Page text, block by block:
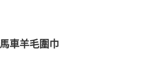
車羊毛圍巾